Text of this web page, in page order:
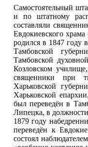
Самостоятельный
и по штатному
составляли
Евдокиевского
родился в 1847 году
Тамбовской
Тамбовской
Козловском
священники при
Харьковской
Харьковской
был переведён в
Липецка, в
1879 году
переведён к
состоял